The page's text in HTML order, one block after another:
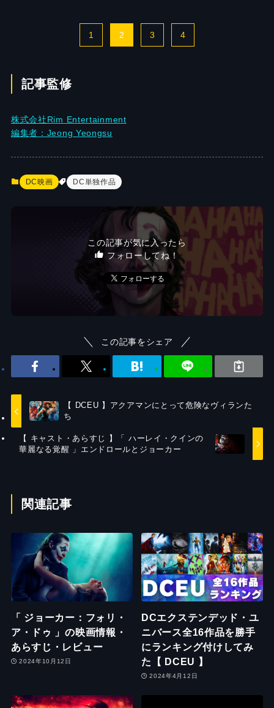
1 2 3 4
記事監修
株式会社Rim Entertainment
編集者：Jeong Yeongsu
DC映画 DC単独作品
この記事が気に入ったら
フォローしてね！
この記事をシェア
【 DCEU 】アクアマンにとって危険なヴィランた
ち
【 キャスト・あらすじ 】「 ハーレイ・クインの
華麗なる覚醒 」エンドロールとジョーカー
関連記事
「 ジョーカー：フォリ・
ア・ドゥ 」の映画情報・
あらすじ・レビュー
2024年10月12日
DCエクステンデッド・ユ
ニバース全16作品を勝手
にランキング付けしてみ
た【 DCEU 】
2024年4月12日